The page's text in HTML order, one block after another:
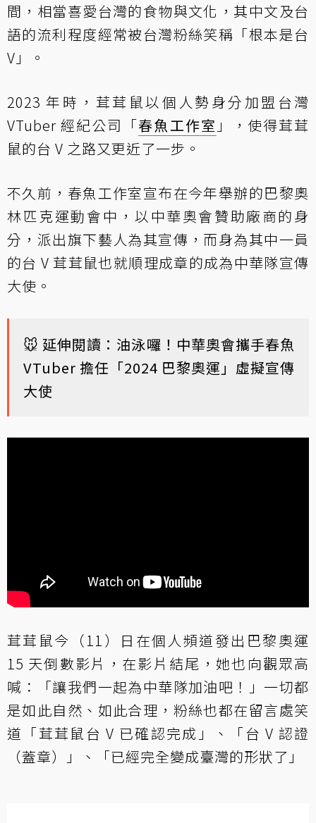
間，相當喜愛台灣的食物與文化，其中文及台
語的流利程度經常被台灣粉絲笑稱「根本是台
V」。
2023 年時，茸茸鼠以個人勢身分加盟台灣
VTuber 經紀公司「春魚工作室 」，使得茸茸
鼠的台 V 之路又更近了一步。
不久前，春魚工作室宣布在今年舉辦的巴黎奧
林匹克運動會中，以中華奧會贊助廠商的身
分，派出旗下藝人為其宣傳，而身為其中一員
的台 V 茸茸鼠也就順理成章的成為中華隊宣傳
大使。
🐭 延伸閱讀： 油泳囉！中華奧會攜手春魚
VTuber 擔任「2024 巴黎奧運」虛擬宣傳
大使
茸茸鼠今（11）日在個人頻道發出巴黎奧運
15 天倒數影片，在影片結尾，她也向觀眾高
喊：「讓我們一起為中華隊加油吧！」一切都
是如此自然、如此合理，粉絲也都在留言處笑
道「茸茸鼠台 V 已確認完成」、「台 V 認證
（蓋章）」、「已經完全變成臺灣的形狀了」